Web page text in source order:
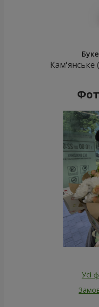
Кам'янське
Усі